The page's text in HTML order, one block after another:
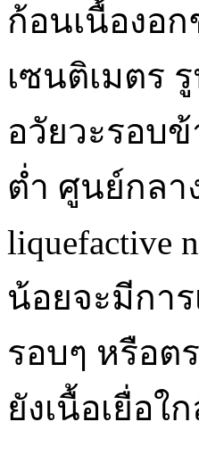
ก้อนเนื้องอ
เซนติเมตร
อวัยวะรอบ
ต่ำ ศูนย์กลา
liquefactive
น้อยจะมีกา
รอบๆ หรือต
ยังเนื้อเยื่อใ